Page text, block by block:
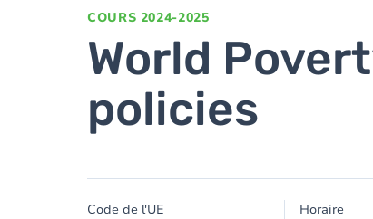
COURS 2024-2025
World
policies
Code de l'UE Horaire